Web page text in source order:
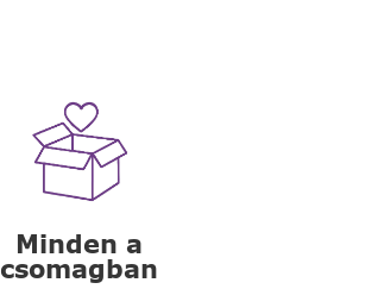
Minden a
csomagban